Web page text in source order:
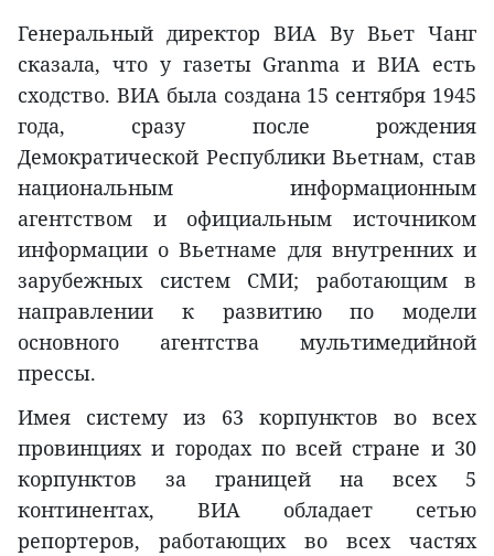
Генеральный директор ВИА Ву Вьет Чанг
сказала, что у газеты Granma и ВИA есть
сходство. ВИA была создана 15 сентября 1945
года, сразу после рождения
Демократической Республики Вьетнам, став
национальным информационным
агентством и официальным источником
информации о Вьетнаме для внутренних и
зарубежных систем СМИ; работающим в
направлении к развитию по модели
основного агентства мультимедийной
прессы.
Имея систему из 63 корпунктов во всех
провинциях и городах по всей стране и 30
корпунктов за границей на всех 5
континентах, ВИA обладает сетью
репортеров, работающих во всех частях